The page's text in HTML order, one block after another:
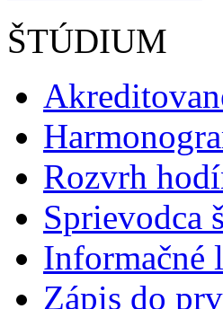
ŠTÚDIUM
Rozvrh
Sprievodca
Informačné
Zápis do